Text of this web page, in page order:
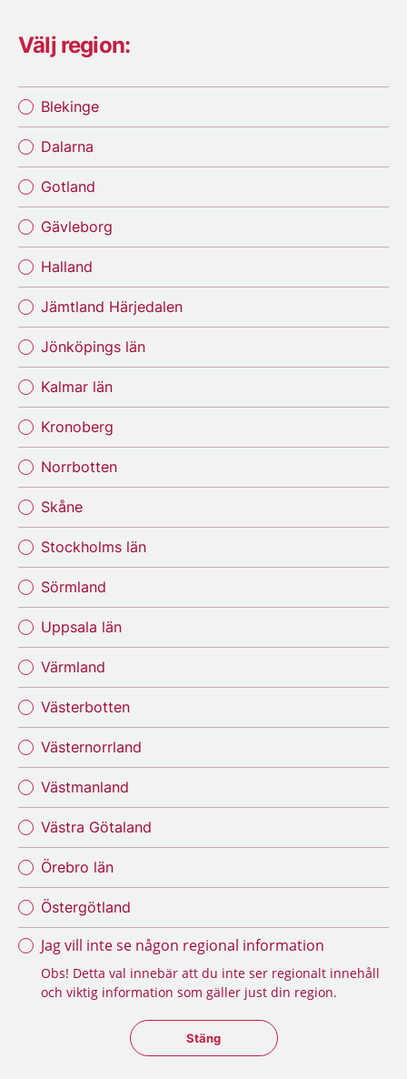
Välj region:
Blekinge
Dalarna
Gotland
Gävleborg
Halland
Jämtland Härjedalen
Jönköpings län
Kalmar län
Kronoberg
Norrbotten
Skåne
Stockholms län
Sörmland
Uppsala län
Värmland
Västerbotten
Västernorrland
Västmanland
Västra Götaland
Örebro län
Östergötland
Jag vill inte se någon regional information
Obs! Detta val innebär att du inte ser regionalt innehåll
och viktig information som gäller just din region.
Stäng regionsväljaren
Stäng